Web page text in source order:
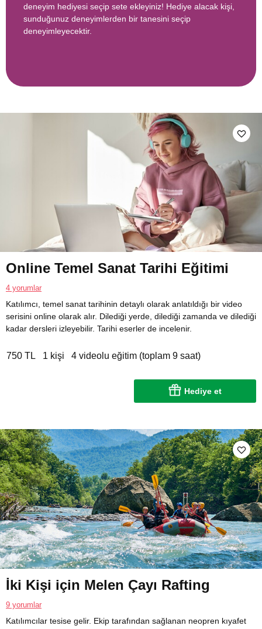
deneyim hediyesi seçip sete ekleyiniz! Hediye alacak kişi,
sunduğunuz deneyimlerden bir tanesini seçip
deneyimleyecektir.
Online Temel Sanat Tarihi Eğitimi
4 yorumlar
Katılımcı, temel sanat tarihinin detaylı olarak anlatıldığı bir video
serisini online olarak alır. Dilediği yerde, dilediği zamanda ve dilediği
kadar dersleri izleyebilir. Tarihi eserler de incelenir.
750 TL 1 kişi 4 videolu eğitim (toplam 9 saat)
Hediye et
İki Kişi için Melen Çayı Rafting
9 yorumlar
Katılımcılar tesise gelir. Ekip tarafından sağlanan neopren kıyafet